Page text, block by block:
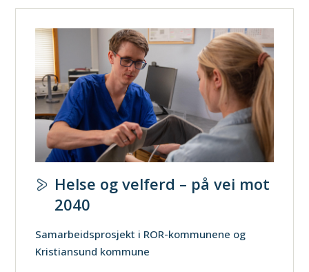
Helse og velferd – på vei mot
2040
Samarbeidsprosjekt i ROR-kommunene og
Kristiansund kommune